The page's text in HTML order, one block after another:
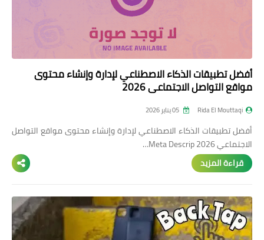
أفضل تطبيقات الذكاء الاصطناعي لإدارة وإنشاء محتوى
مواقع التواصل الاجتماعي 2026
Rida El Mouttaqi
أفضل تطبيقات الذكاء الاصطناعي لإدارة وإنشاء محتوى مواقع التواصل
الاجتماعي 2026 Meta Descrip…
قراءة المزيد